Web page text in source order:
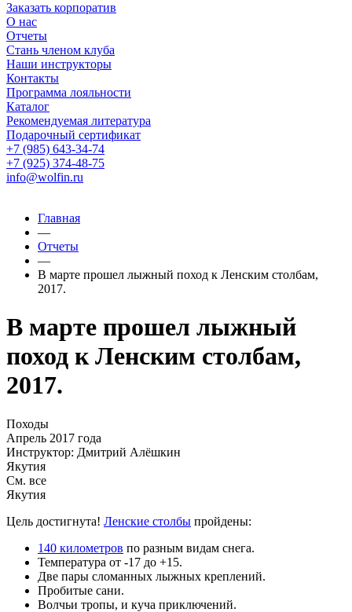
Заказать корпоратив
О нас
Отчеты
Стань членом клуба
Наши инструкторы
Контакты
Программа лояльности
Каталог
Рекомендуемая литература
Подарочный сертификат
+7 (985) 643-34-74
+7 (925) 374-48-75
info@wolfin.ru
Главная
—
Отчеты
—
В марте прошел лыжный поход к Ленским столбам,
2017.
В марте прошел лыжный
поход к Ленским столбам,
2017.
Походы
Апрель 2017 года
Инструктор: Дмитрий Алёшкин
Якутия
См. все
Якутия
Цель достигнута! Ленские столбы пройдены:
140 километров по разным видам снега.
Температура от -17 до +15.
Две пары сломанных лыжных креплений.
Пробитые сани.
Волчьи тропы, и куча приключений.